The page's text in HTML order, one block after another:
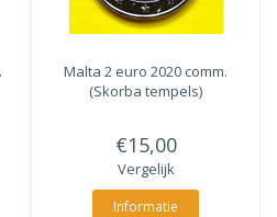
Malta 2 euro 2020 comm.
(Skorba tempels)
€15,00
Vergelijk
Informatie